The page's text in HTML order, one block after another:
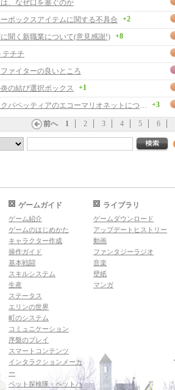
、なぜ口を塞ぐのか
ボックスアイテムに関する不具合
+2
聞く新職業について(意見感謝!) +8
テチチ
ァイターの良いところ
の結び選択ボックス
+1
メロディックパペッティアのエコーマリオネットについて
+3
前へ 1 2 3 4 5 6
ゲームガイド
ゲーム紹介
ゲームのはじめかた
キャラクター作成
操作ガイド
基本戦闘
スキルシステム
生産
ステータス
エリンの世界
町のシステム
コミュニケーション
序盤のプレイ
スマートコンテンツ
インタラクションメーカ
ー
ペット探検隊・ペットハ
ライブラリ
ゲームダウンロード
アップデートヒストリー
動画
ファンタジーラジオ
音楽
壁紙
マンガ